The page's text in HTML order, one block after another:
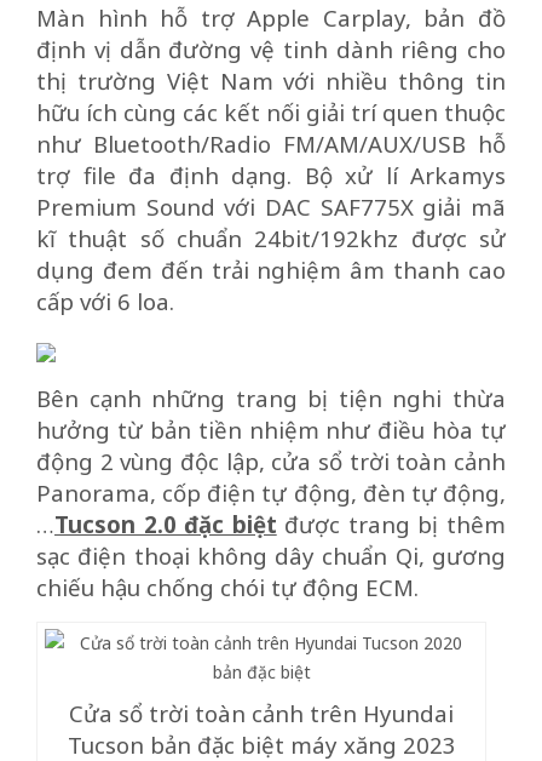
Màn hình hỗ trợ Apple Carplay, bản đồ
định vị dẫn đường vệ tinh dành riêng cho
thị trường Việt Nam với nhiều thông tin
hữu ích cùng các kết nối giải trí quen thuộc
như Bluetooth/Radio FM/AM/AUX/USB hỗ
trợ file đa định dạng. Bộ xử lí Arkamys
Premium Sound với DAC SAF775X giải mã
kĩ thuật số chuẩn 24bit/192khz được sử
dụng đem đến trải nghiệm âm thanh cao
cấp với 6 loa.
Bên cạnh những trang bị tiện nghi thừa
hưởng từ bản tiền nhiệm như điều hòa tự
động 2 vùng độc lập, cửa sổ trời toàn cảnh
Panorama, cốp điện tự động, đèn tự động,
…Tucson 2.0 đặc biệt được trang bị thêm
sạc điện thoại không dây chuẩn Qi, gương
chiếu hậu chống chói tự động ECM.
Cửa sổ trời toàn cảnh trên Hyundai
Tucson bản đặc biệt máy xăng 2023